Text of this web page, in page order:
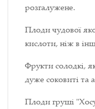
розгалужене.
Плоди чудової
кислоти, ніж в
Фрукти солодкі,
дуже соковиті та
Плоди груші